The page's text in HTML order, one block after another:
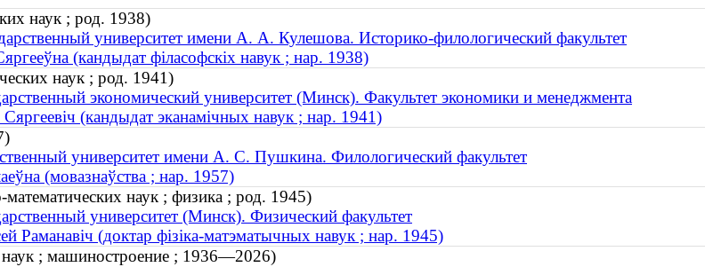
наук ; род. 1938)
университет имени А. А. Кулешова. Историко-филологический факультет
(кандыдат філасофскіх навук ; нар. 1938)
наук ; род. 1941)
экономический университет (Минск). Факультет экономики и менеджмента
Сяргеевіч (кандыдат эканамічных навук ; нар. 1941)
университет имени А. С. Пушкина. Филологический факультет
(мовазнаўства ; нар. 1957)
наук ; физика ; род. 1945)
университет (Минск). Физический факультет
Раманавiч (доктар фізіка-матэматычных навук ; нар. 1945)
наук ; машиностроение ; 1936—2026)